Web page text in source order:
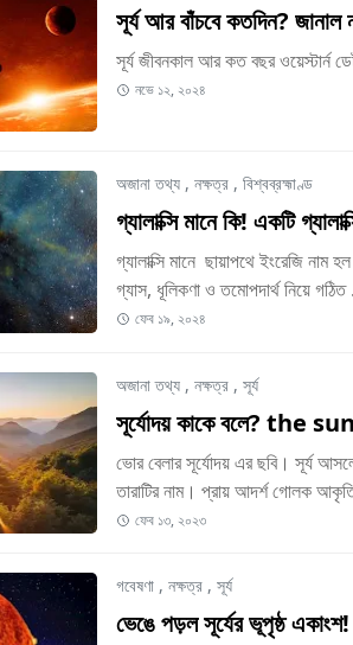
সূর্য আর বাঁচবে কতদিন? জানাল
সূর্য জীবনকাল আর কত বছর ওয়েস্টার্ন
নভে ১২, ২০২৪
অজানা তথ্য, নক্ষত্র, বিশ্বব্রহ্মাণ্ড
গ্যালাক্সি মানে কি! একটি
গ্যালাক্সি মানে ছায়াপথে ইংরেজি
গ্যাস, ধূলিকণা ও তমোপদার্থ নিয়ে
ফেব ১৯, ২০২৪
অজানা তথ্য, নক্ষত্র, সূর্য
সূর্যোদয় কাকে বলে? the
ভোর বেলার সূর্যোদয় এর ছবি। সূর্য
তারাটির নাম। প্রায় আদর্শ গোলক
ফেব ১৩, ২০২৩
গবেষণা, নক্ষত্র, সূর্য
ভেঙে পড়ল সূর্যের ভূপৃষ্ঠ একাংশ!